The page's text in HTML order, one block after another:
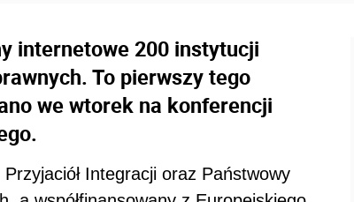
internetowe 200 instytucji
To pierwszy tego
we wtorek na konferencji
Integracji oraz Państwowy